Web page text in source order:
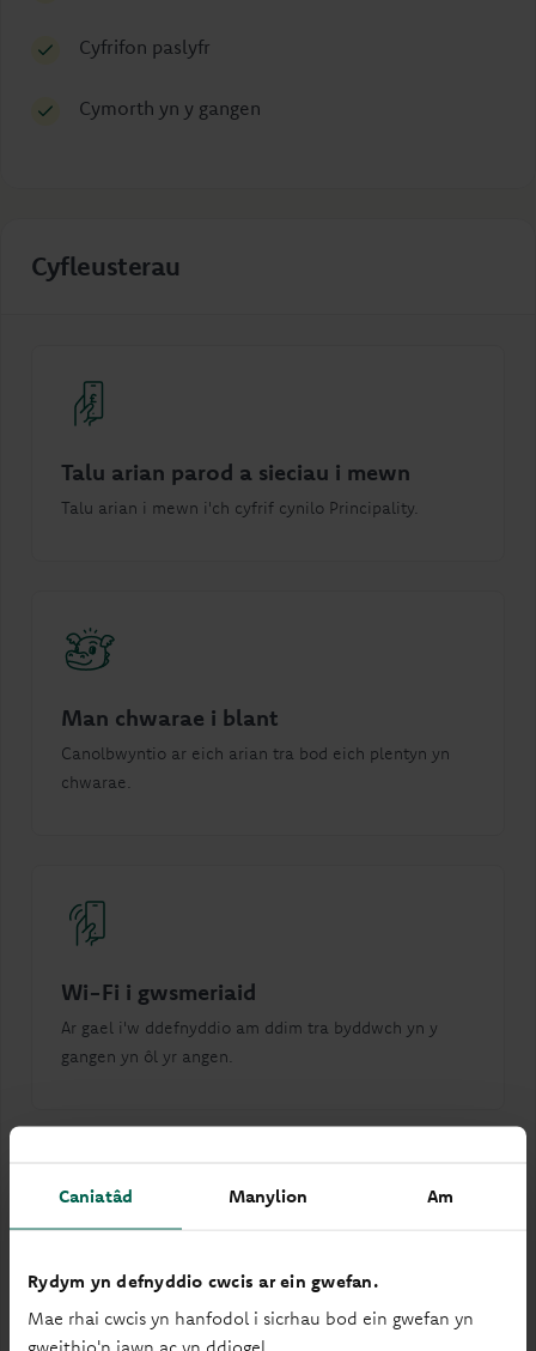
Caniatâd Manylion Am
Rydym yn defnyddio cwcis ar ein gwefan.
Mae rhai cwcis yn hanfodol i sicrhau bod ein gwefan yn
gweithio'n iawn ac yn ddiogel.
Cyfrifon paslyfr
Cymorth yn y gangen
Cyfleusterau
Talu arian parod a sieciau i mewn
Talu arian i mewn i'ch cyfrif cynilo Principality.
Man chwarae i blant
Canolbwyntio ar eich arian tra bod eich plentyn yn
chwarae.
Wi-Fi i gwsmeriaid
Ar gael i'w ddefnyddio am ddim tra byddwch yn y
gangen yn ôl yr angen.
cynilo.